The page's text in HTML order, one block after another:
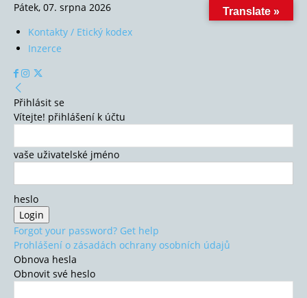
Pátek, 07. srpna 2026
Kontakty / Etický kodex
Inzerce
Přihlásit se
Vítejte! přihlášení k účtu
vaše uživatelské jméno
heslo
Forgot your password? Get help
Prohlášení o zásadách ochrany osobních údajů
Obnova hesla
Obnovit své heslo
Translate »